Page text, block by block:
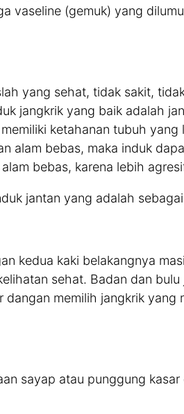
vaseline (gemuk) yang
yang sehat, tidak sakit,
jangkrik yang baik adalah
ketahanan tubuh yang
alam bebas, maka induk
bebas, karena lebih
jantan yang adalah
kedua kaki belakangnya
sehat. Badan dan bulu
memilih jangkrik yang
sayap atau punggung